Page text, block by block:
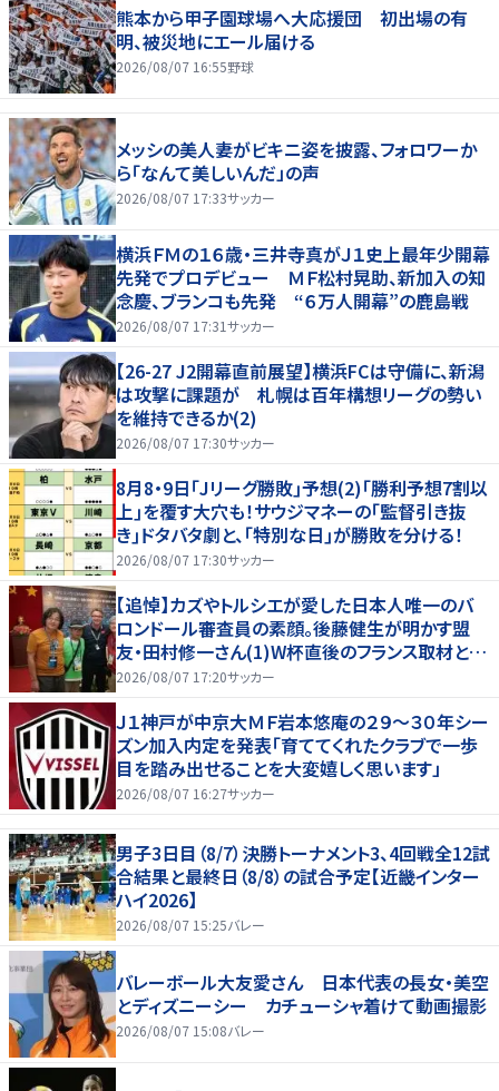
熊本から甲子園球場へ大応援団 初出場の有
明、被災地にエール届ける
2026/08/07 16:55野球
メッシの美人妻がビキニ姿を披露、フォロワーか
ら「なんて美しいんだ」の声
2026/08/07 17:33サッカー
横浜ＦＭの１６歳・三井寺真がＪ１史上最年少開幕
先発でプロデビュー ＭＦ松村晃助、新加入の知
念慶、ブランコも先発 “６万人開幕”の鹿島戦
2026/08/07 17:31サッカー
【26-27 J2開幕直前展望】横浜FCは守備に、新潟
は攻撃に課題が 札幌は百年構想リーグの勢い
を維持できるか(2)
2026/08/07 17:30サッカー
8月8・9日｢Jリーグ勝敗｣予想(2)｢勝利予想7割以
上｣を覆す大穴も！サウジマネーの｢監督引き抜
き｣ドタバタ劇と、｢特別な日｣が勝敗を分ける！
2026/08/07 17:30サッカー
【追悼】カズやトルシエが愛した日本人唯一のバ
ロンドール審査員の素顔。後藤健生が明かす盟
友・田村修一さん(1)W杯直後のフランス取材とオ
マール海老事件
2026/08/07 17:20サッカー
Ｊ１神戸が中京大ＭＦ岩本悠庵の２９～３０年シー
ズン加入内定を発表「育ててくれたクラブで一歩
目を踏み出せることを大変嬉しく思います」
2026/08/07 16:27サッカー
男子3日目（8/7）決勝トーナメント3、4回戦全12試
合結果と最終日（8/8）の試合予定【近畿インター
ハイ2026】
2026/08/07 15:25バレー
バレーボール大友愛さん 日本代表の長女・美空
とディズニーシー カチューシャ着けて動画撮影
2026/08/07 15:08バレー